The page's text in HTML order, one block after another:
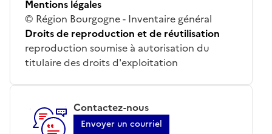
Mentions légales
© Région Bourgogne - Inventaire général
Droits de reproduction et de réutilisation
reproduction soumise à autorisation du
titulaire des droits d'exploitation
Contactez-nous
Envoyer un courriel